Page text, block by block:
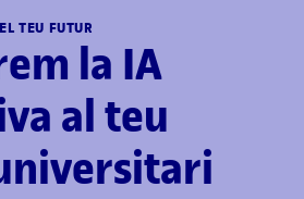
TEU FUTUR
la IA
al teu